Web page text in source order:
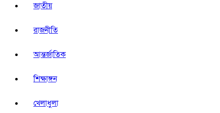
জাতীয়
রাজনীতি
আন্তর্জাতিক
শিক্ষাঙ্গন
খেলাধুলা